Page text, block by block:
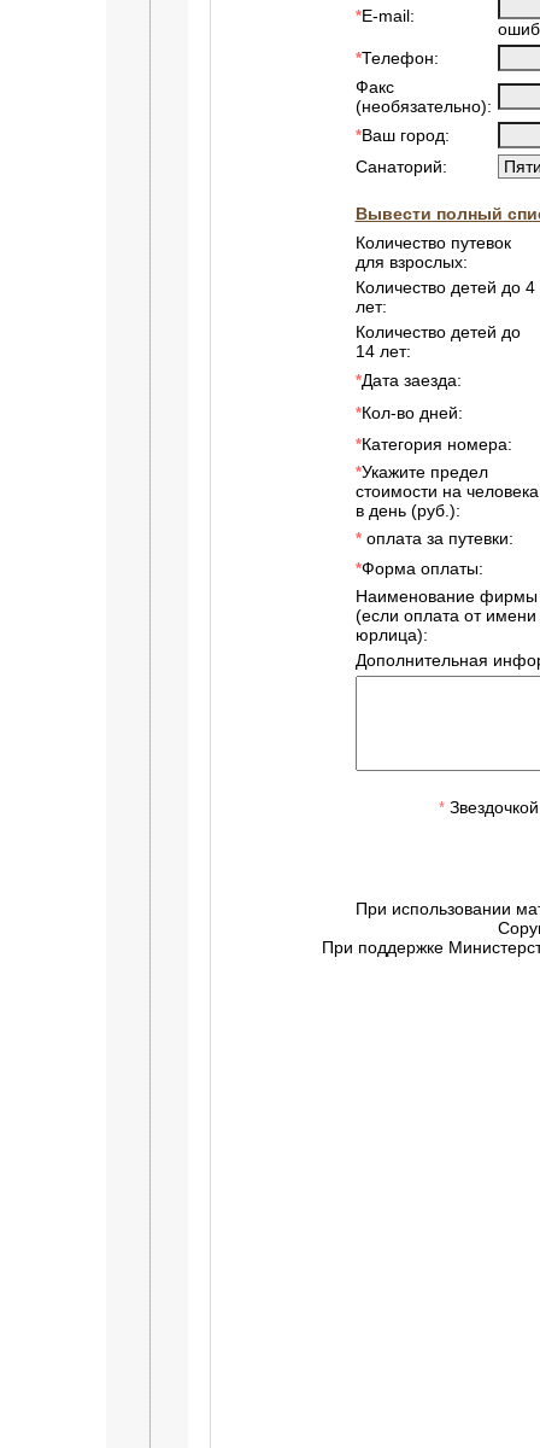
*E-mail:
*Телефон:
Факс
(необязательно):
*Ваш город:
Санаторий:
Вывести полный
Количество путевок
для взрослых:
Количество детей до 4
лет:
Количество детей до
14 лет:
*Дата заезда:
*Кол-во дней:
*Категория номера:
*Укажите предел
стоимости на человека
в день (руб.):
*оплата за путевки:
*Форма оплаты:
Наименование фирмы
(если оплата от имени
юрлица):
Дополнительная
*
При использовании
При поддержке